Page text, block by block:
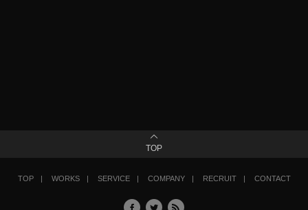
TOP
TOP WORKS SERVICE COMPANY RECRUIT CONTACT